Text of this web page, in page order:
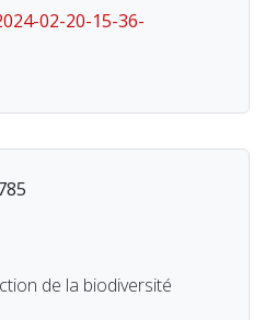
02-20-15-36-
de la biodiversité